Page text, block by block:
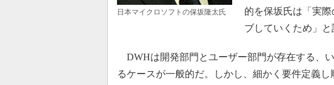
日本マイクロソフトの保坂隆太氏
的を保坂氏は「実
ブしていくため」と
DWHは開発部門とユーザー部門が存在する、
るケースが一般的だ。しかし、細かく要件定義